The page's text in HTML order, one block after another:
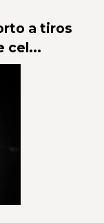
a tiros
cel...